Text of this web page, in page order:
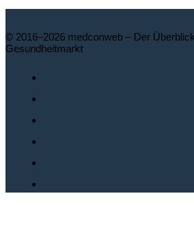
© 2016–2026 medconweb – Der
Gesundheitmarkt